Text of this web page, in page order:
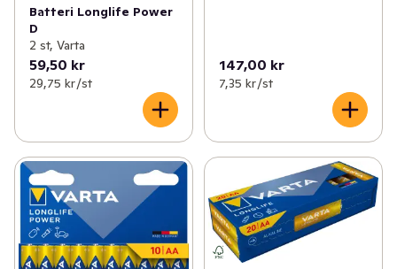
Batteri Longlife Power
D
2 st, Varta
59,50 kr
29,75 kr /st
147,00 kr
7,35 kr /st